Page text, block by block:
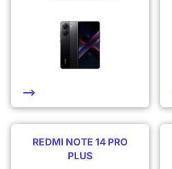
REDMI NOTE 14 PRO
PLUS